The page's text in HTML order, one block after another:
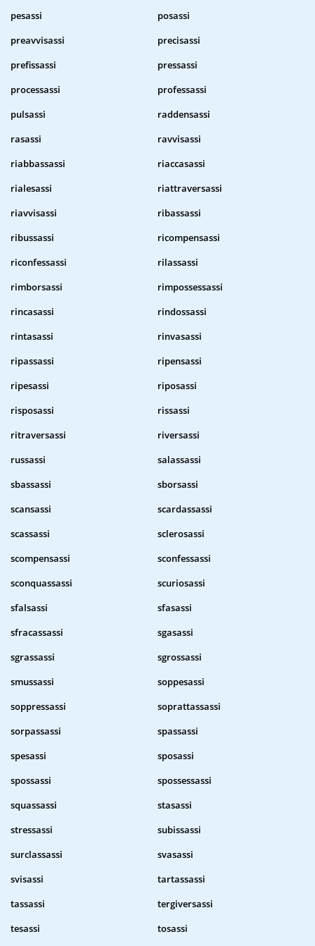
pesassi
posassi
preavvisassi
precisassi
prefissassi
pressassi
processassi
professassi
pulsassi
raddensassi
rasassi
ravvisassi
riabbassassi
riaccasassi
rialesassi
riattraversassi
riavvisassi
ribassassi
ribussassi
ricompensassi
riconfessassi
rilassassi
rimborsassi
rimpossessassi
rincasassi
rindossassi
rintasassi
rinvasassi
ripassassi
ripensassi
ripesassi
riposassi
risposassi
rissassi
ritraversassi
riversassi
russassi
salassassi
sbassassi
sborsassi
scansassi
scardassassi
scassassi
sclerosassi
scompensassi
sconfessassi
sconquassassi
scuriosassi
sfalsassi
sfasassi
sfracassassi
sgasassi
sgrassassi
sgrossassi
smussassi
soppesassi
soppressassi
soprattassassi
sorpassassi
spassassi
spesassi
sposassi
spossassi
spossessassi
squassassi
stasassi
stressassi
subissassi
surclassassi
svasassi
svisassi
tartassassi
tassassi
tergiversassi
tesassi
tosassi